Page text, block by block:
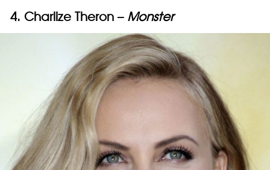
4. Charlize Theron – Monster